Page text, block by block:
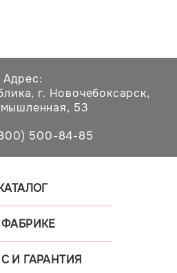
Адрес:
г. Новочебоксарск,
53
500-84-85
И ГАРАНТИЯ